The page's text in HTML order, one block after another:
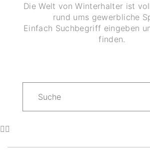
Die Welt von Winterhalter ist
rund ums gewerbliche
Einfach Suchbegriff eingeben
finden.